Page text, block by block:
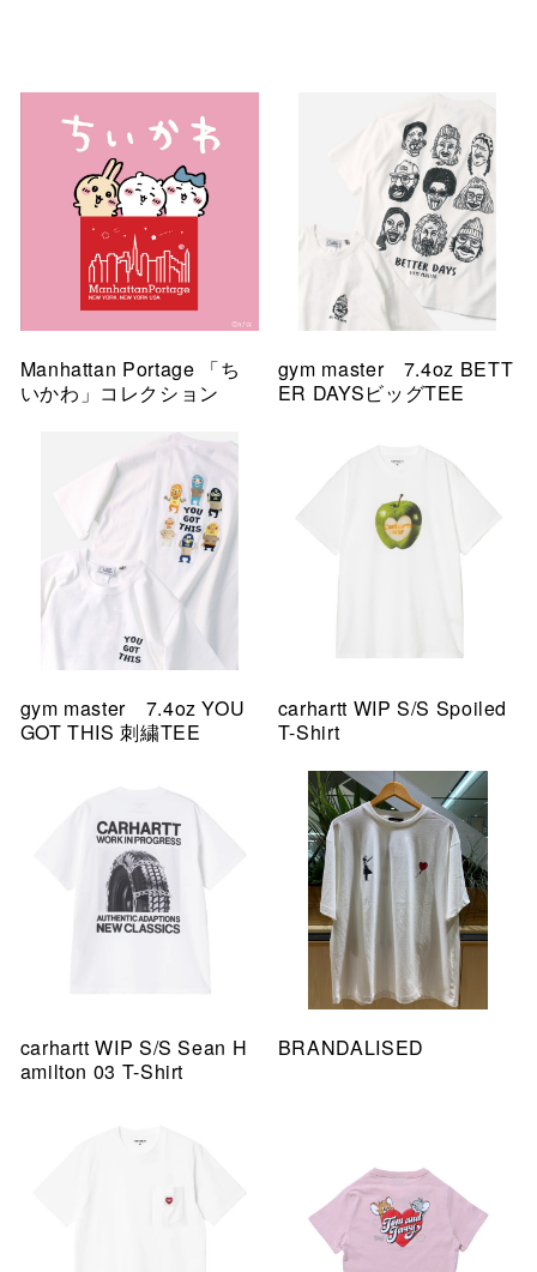
Manhattan Portage 「ち
いかわ」コレクション
gym master 7.4oz BETT
ER DAYSビッグTEE
gym master 7.4oz YOU
GOT THIS 刺繍TEE
carhartt WIP S/S Spoiled
T-Shirt
carhartt WIP S/S Sean H
amilton 03 T-Shirt
BRANDALISED